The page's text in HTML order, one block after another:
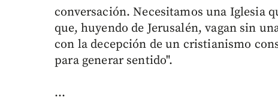
conversación. Necesitamos una Iglesia
que, huyendo de Jerusalén, vagan sin
con la decepción de un cristianismo
para generar sentido".
…